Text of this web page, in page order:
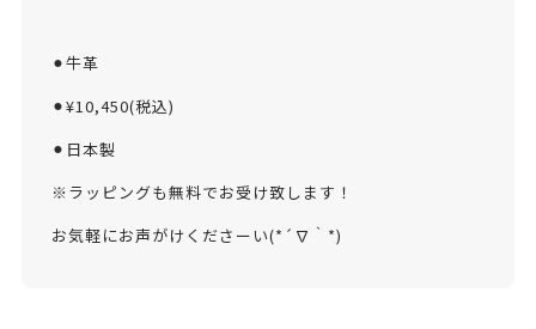
⚫︎牛革
⚫︎¥10,450(税込)
⚫︎日本製
※ラッピングも無料でお受け致します！
お気軽にお声がけくださーい(*´∇｀*)